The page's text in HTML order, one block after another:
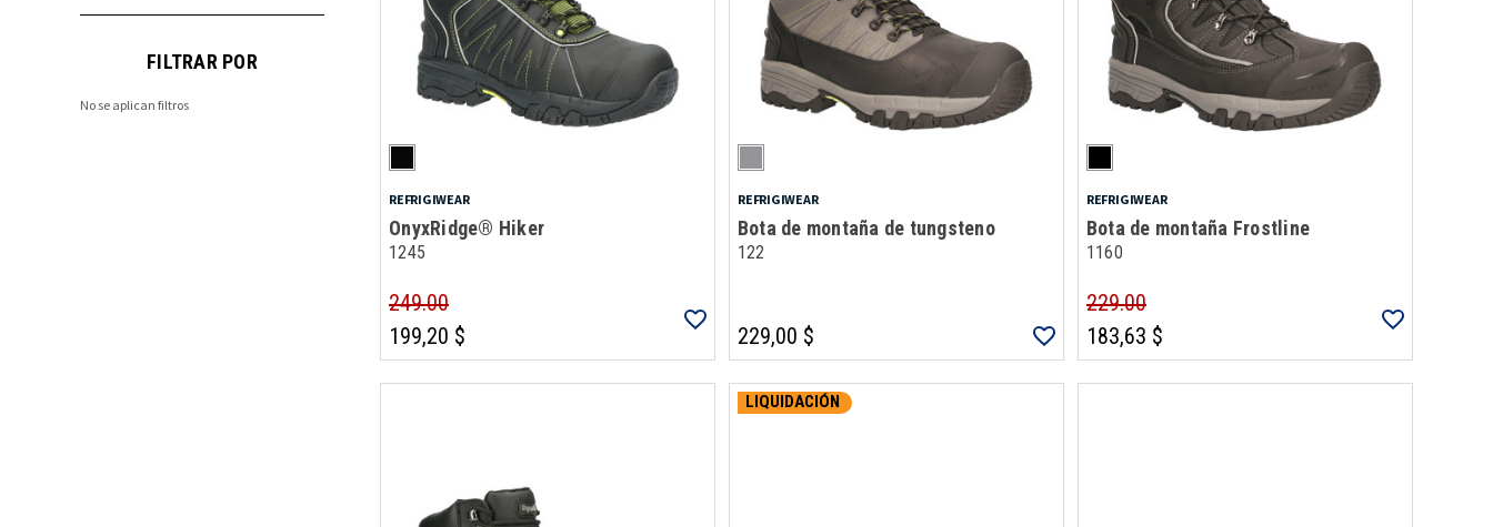
FILTRAR POR
No se aplican filtros
REFRIGIWEAR
OnyxRidge® Hiker
1245
249.00
199,20 $
REFRIGIWEAR
Bota de montaña de tungsteno
122
229,00 $
REFRIGIWEAR
Bota de montaña Frostline
1160
229.00
183,63 $
LIQUIDACIÓN